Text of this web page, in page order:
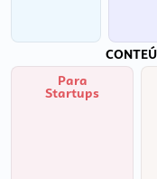
Para
Startups